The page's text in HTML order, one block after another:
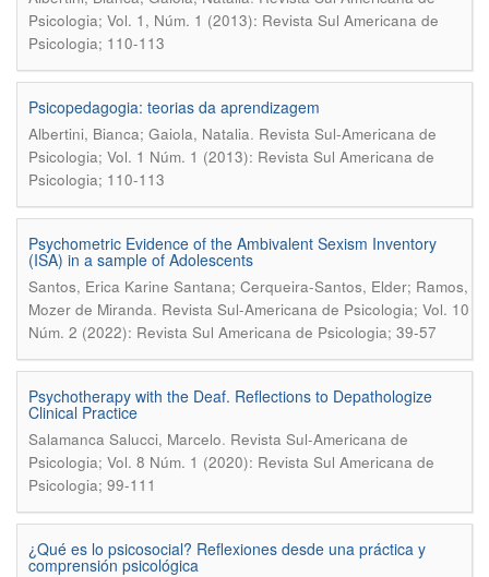
Psicologia; Vol. 1, Núm. 1 (2013): Revista Sul Americana de
Psicologia; 110-113
Psicopedagogia: teorias da aprendizagem
Albertini, Bianca; Gaiola, Natalia. Revista Sul-Americana de
Psicologia; Vol. 1 Núm. 1 (2013): Revista Sul Americana de
Psicologia; 110-113
Psychometric Evidence of the Ambivalent Sexism Inventory
(ISA) in a sample of Adolescents
Santos, Erica Karine Santana; Cerqueira-Santos, Elder; Ramos,
Mozer de Miranda. Revista Sul-Americana de Psicologia; Vol. 10
Núm. 2 (2022): Revista Sul Americana de Psicologia; 39-57
Psychotherapy with the Deaf. Reflections to Depathologize
Clinical Practice
Salamanca Salucci, Marcelo. Revista Sul-Americana de
Psicologia; Vol. 8 Núm. 1 (2020): Revista Sul Americana de
Psicologia; 99-111
¿Qué es lo psicosocial? Reflexiones desde una práctica y
comprensión psicológica